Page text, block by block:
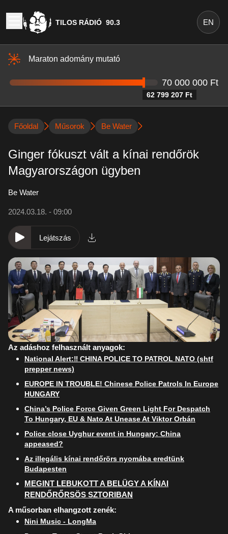
TILOS RÁDIÓ 90.3 EN
Maraton adomány mutató
62 799 207 Ft
70 000 000 Ft
Főoldal Műsorok Be Water
Ginger fókuszt vált a kínai rendőrök
Magyarországon ügyben
Be Water
2024.03.18. - 09:00
Lejátszás
Az adáshoz felhasznált anyagok:
National Alert:‼️ CHINA POLICE TO PATROL NATO (shtf
prepper news)
EUROPE IN TROUBLE! Chinese Police Patrols In Europe
HUNGARY
China’s Police Force Given Green Light For Despatch
To Hungary, EU & Nato At Unease At Viktor Orbán
Police close Uyghur event in Hungary: China
appeased?
Az illegális kínai rendőrörs nyomába eredtünk
Budapesten
MEGINT LEBUKOTT A BELÜGY A KÍNAI
RENDŐRŐRSÖS SZTORIBAN
A műsorban elhangzott zenék:
Nini Music - LongMa